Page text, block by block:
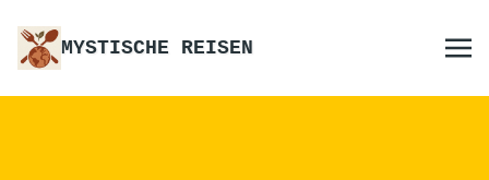
MYSTISCHE REISEN